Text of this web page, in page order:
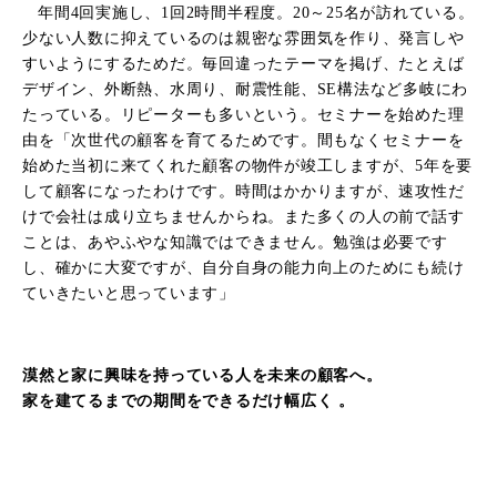
年間 4回実施し、 1 回 2時間半程度。 20 ～ 25名が訪れている。
少ない人数に抑えているのは親密な雰囲気を作り、発言しや
すいようにするためだ。毎回違ったテーマを掲げ、たとえば
デザイン、外断熱、水周り、耐震性能、 SE構法など多岐にわ
たっている。リピーターも多いという。セミナーを始めた理
由を 「次世代の顧客を育てるためです。間もなくセミナーを
始めた当初に来てくれた顧客の物件が竣工しますが、 5年を要
して顧客になったわけです。時間はかかりますが、速攻性だ
けで会社は成り立ちませんからね。また多くの人の前で話す
ことは、あやふやな知識ではできません。勉強は必要です
し、確かに大変ですが、自分自身の能力向上のためにも続け
ていきたいと思っています」
漠然と家に興味を持っている人を未来の顧客へ。
家を建てるまでの期間をできるだけ幅広く
。